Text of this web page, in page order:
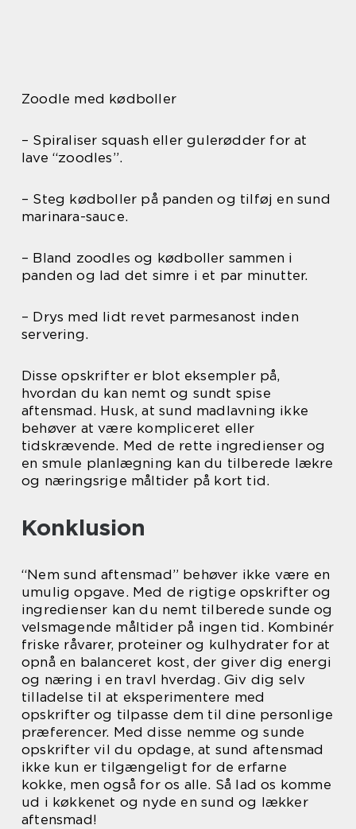
Zoodle med kødboller
– Spiraliser squash eller gulerødder for at
lave “zoodles”.
– Steg kødboller på panden og tilføj en sund
marinara-sauce.
– Bland zoodles og kødboller sammen i
panden og lad det simre i et par minutter.
– Drys med lidt revet parmesanost inden
servering.
Disse opskrifter er blot eksempler på,
hvordan du kan nemt og sundt spise
aftensmad. Husk, at sund madlavning ikke
behøver at være kompliceret eller
tidskrævende. Med de rette ingredienser og
en smule planlægning kan du tilberede lækre
og næringsrige måltider på kort tid.
Konklusion
“Nem sund aftensmad” behøver ikke være en
umulig opgave. Med de rigtige opskrifter og
ingredienser kan du nemt tilberede sunde og
velsmagende måltider på ingen tid. Kombinér
friske råvarer, proteiner og kulhydrater for at
opnå en balanceret kost, der giver dig energi
og næring i en travl hverdag. Giv dig selv
tilladelse til at eksperimentere med
opskrifter og tilpasse dem til dine personlige
præferencer. Med disse nemme og sunde
opskrifter vil du opdage, at sund aftensmad
ikke kun er tilgængeligt for de erfarne
kokke, men også for os alle. Så lad os komme
ud i køkkenet og nyde en sund og lækker
aftensmad!